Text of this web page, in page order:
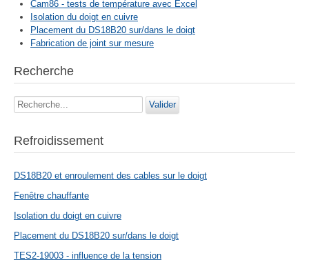
Cam86 - tests de température avec Excel
Isolation du doigt en cuivre
Placement du DS18B20 sur/dans le doigt
Fabrication de joint sur mesure
Recherche
Rechercher Valider
Refroidissement
DS18B20 et enroulement des cables sur le doigt
Fenêtre chauffante
Isolation du doigt en cuivre
Placement du DS18B20 sur/dans le doigt
TES2-19003 - influence de la tension